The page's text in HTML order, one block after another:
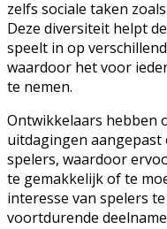
zelfs sociale taken
Deze diversiteit helpt
speelt in op
waardoor het voor
te nemen.
Ontwikkelaars hebben
uitdagingen aangepast
spelers, waardoor
te gemakkelijk of te
interesse van spelers
voortdurende